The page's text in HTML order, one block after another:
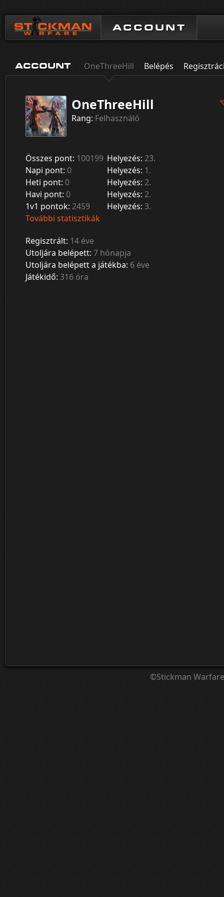
ACCOUNT
ACCOUNT OneThreeHill Belépés
OneThreeHill
Rang: Felhasználó
Összes pont: 100199 Helyezés: 23.
Napi pont: 0 Helyezés: 1.
Heti pont: 0 Helyezés: 2.
Havi pont: 0 Helyezés: 2.
1v1 pontok: 2459 Helyezés: 3.
További statisztikák
Regisztrált: 14 éve
Utoljára belépett: 7 hónapja
Utoljára belépett a játékba: 6 éve
Játékidő: 316 óra
©Stickman Warfare